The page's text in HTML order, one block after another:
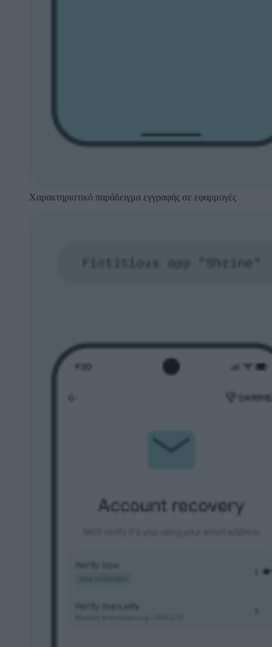
Χαρακτηριστικό παράδειγμα εγγραφής σε εφαρμογές